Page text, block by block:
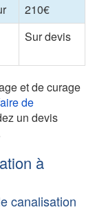
210€
Sur devis
et de curage
de
un devis
à
canalisation